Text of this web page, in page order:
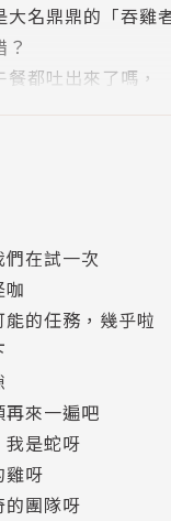
大名鼎鼎的「吞雞
都吐出來了嗎，
當成超級壞蛋了！(
的好事，讓世人
標是……養著10000
易的，只是這養雞
會太高？！
麼難！？
在試一次
咖
的任務，幾乎啦
來一遍吧
是蛇呀
雞呀
團隊呀